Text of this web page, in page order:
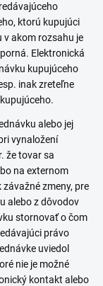
ktorú kupujúci
v akom rozsahu je
Elektronická
kupujúceho
inak zreteľne
alebo jej
vynaložení
že tovar sa
na externom
zmeny, pre
alebo z dôvodov
stornovať o čom
právo
uviedol
nie je možné
kontakt alebo